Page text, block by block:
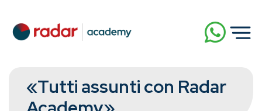
«Tutti assunti con Radar